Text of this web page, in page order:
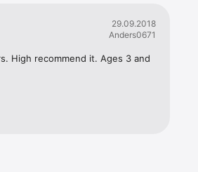
29.09.2018
Anders0671
High recommend it. Ages 3 and